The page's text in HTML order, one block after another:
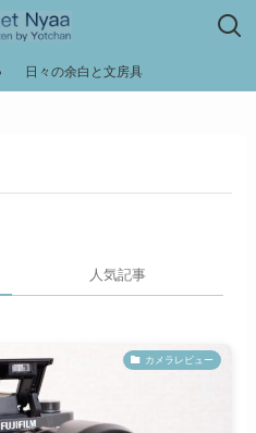
日々の余白と文房具
人気記事
カメラレビュー